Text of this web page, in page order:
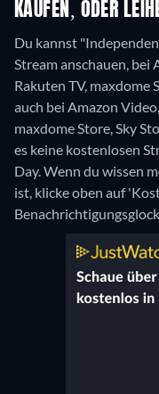
KAUFEN, ODER
Du kannst
Stream anschauen, bei
Rakuten TV, maxdome
auch bei Amazon
maxdome Store, Sky
es keine kostenlosen
Day. Wenn du wissen
ist, klicke oben auf